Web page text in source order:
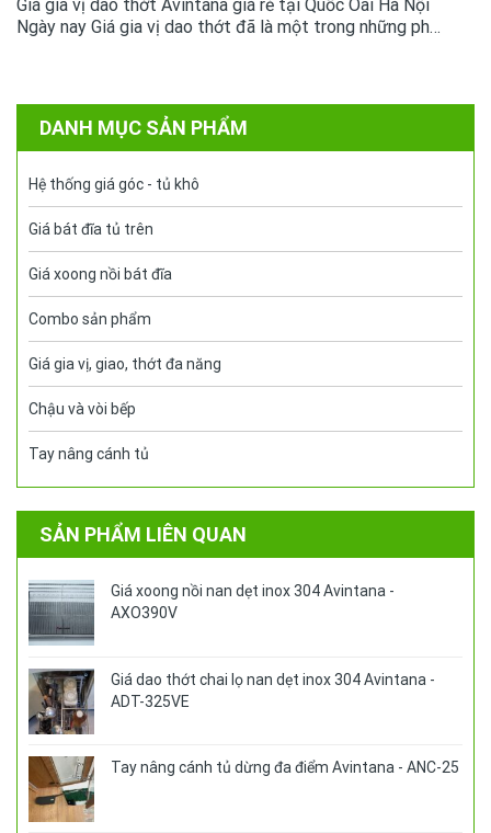
Giá gia vị dao thớt Avintana giá rẻ tại Quốc Oai Hà Nội
Ngày nay Giá gia vị dao thớt đã là một trong những phụ
DANH MỤC SẢN PHẨM
Hệ thống giá góc - tủ khô
Giá bát đĩa tủ trên
Giá xoong nồi bát đĩa
Combo sản phẩm
Giá gia vị, giao, thớt đa năng
Chậu và vòi bếp
Tay nâng cánh tủ
SẢN PHẨM LIÊN QUAN
Giá xoong nồi nan dẹt inox 304 Avintana -
AXO390V
Giá dao thớt chai lọ nan dẹt inox 304 Avintana -
ADT-325VE
Tay nâng cánh tủ dừng đa điểm Avintana - ANC-25